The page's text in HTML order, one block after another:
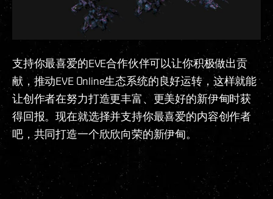
支持你最喜爱的EVE合作伙伴可以让你积极做出贡
献，推动EVE Online生态系统的良好运转，这样就能
让创作者在努力打造更丰富、更美好的新伊甸时获
得回报。现在就选择并支持你最喜爱的内容创作者
吧，共同打造一个欣欣向荣的新伊甸。